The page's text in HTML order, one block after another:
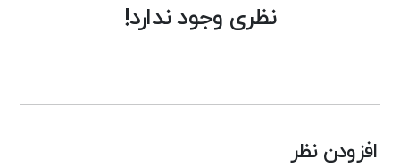
نظری وجود ندارد!
افزودن نظر